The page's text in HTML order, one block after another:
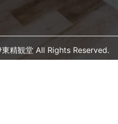
精観堂 All Rights Reserved.